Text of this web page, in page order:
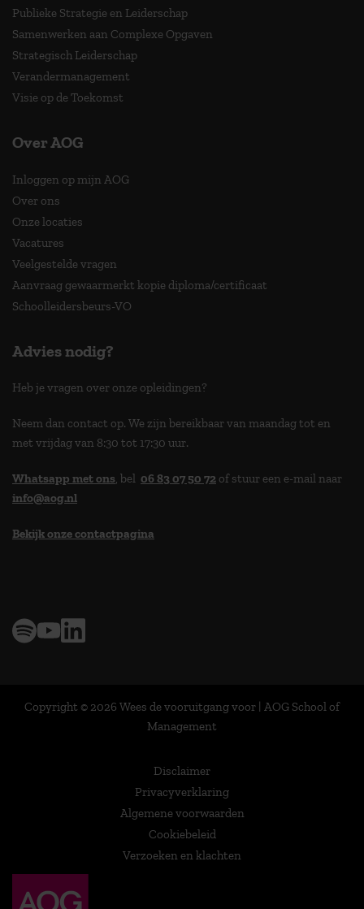
Publieke Strategie en Leiderschap
Samenwerken aan Complexe Opgaven
Strategisch Leiderschap
Verandermanagement
Visie op de Toekomst
Over AOG
Inloggen op mijn AOG
Over ons
Onze locaties
Vacatures
Veelgestelde vragen
Aanvraag gewaarmerkt kopie diploma/certificaat
Schoolleidersbeurs-VO
Advies nodig?
Heb je vragen over onze opleidingen?
Neem dan contact op. We zijn bereikbaar van maandag tot en
met vrijdag van 8:30 tot 17:30 uur.
Whatsapp met ons, bel 06 83 07 50 72 of stuur een e-mail naar
info@aog.nl
Bekijk onze contactpagina
Copyright © 2026 Wees de vooruitgang voor | AOG School of
Management
Disclaimer
Privacyverklaring
Algemene voorwaarden
Cookiebeleid
Verzoeken en klachten